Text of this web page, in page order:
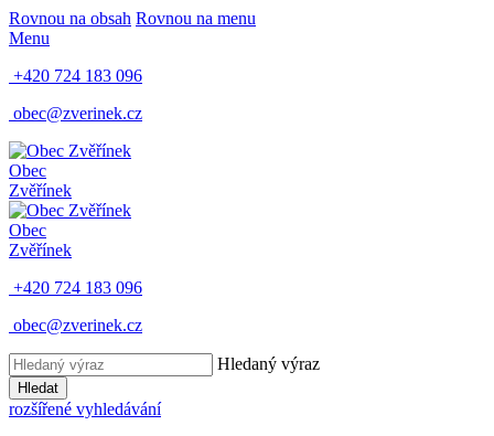
Rovnou na obsah Rovnou na menu
Menu
+420 724 183 096
obec@zverinek.cz
Obec
Zvěřínek
Obec
Zvěřínek
+420 724 183 096
obec@zverinek.cz
Hledaný výraz
Hledat
rozšířené vyhledávání